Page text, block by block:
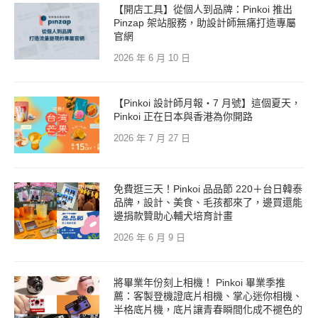
【開店工具】從個人到品牌：Pinkoi 推出
Pinzap 架站服務，助設計師無痛打造專屬
官網
2026 年 6 月 10 日
【Pinkoi 設計師月報・7 月號】這個夏天，
Pinkoi 正在日本與香港為你開路
2026 年 7 月 27 日
免費逛三天！Pinkoi 品品節 220＋台日韓泰
品牌，設計、美食、毛孩都來了，邊買還能
邊捐款贊助心輔犬培育計畫
2026 年 6 月 9 日
將畢業年份刻上相機！ Pinkoi 畢業季推
薦：客製登機證底片相機、掌心迷你相機、
半格底片機，底片讓青春瞬間化成不褪色的